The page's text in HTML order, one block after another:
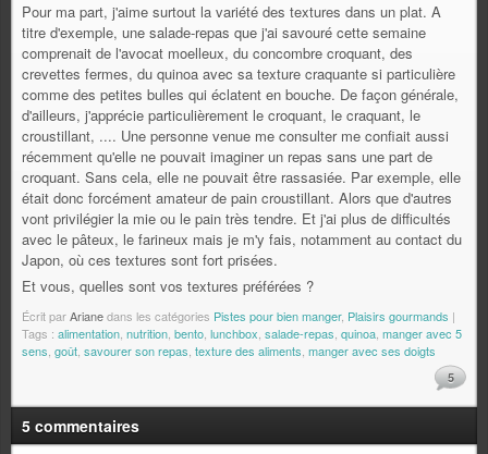
Pour ma part, j'aime surtout la variété des textures dans un plat. A
titre d'exemple, une salade-repas que j'ai savouré cette semaine
comprenait de l'avocat moelleux, du concombre croquant, des
crevettes fermes, du quinoa avec sa texture craquante si particulière
comme des petites bulles qui éclatent en bouche. De façon générale,
d'ailleurs, j'apprécie particulièrement le croquant, le craquant, le
croustillant, .... Une personne venue me consulter me confiait aussi
récemment qu'elle ne pouvait imaginer un repas sans une part de
croquant. Sans cela, elle ne pouvait être rassasiée. Par exemple, elle
était donc forcément amateur de pain croustillant. Alors que d'autres
vont privilégier la mie ou le pain très tendre. Et j'ai plus de difficultés
avec le pâteux, le farineux mais je m'y fais, notamment au contact du
Japon, où ces textures sont fort prisées.
Et vous, quelles sont vos textures préférées ?
Écrit parArianedans les catégories Pistes pour bien manger, Plaisirs gourmands |
Tags : alimentation nutrition bento lunchbox salade-repas quinoa manger avec 5
sens goût savourer son repas texture des aliments manger avec ses doigts
5
5 commentaires